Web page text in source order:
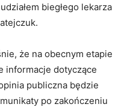
biegłego lekarza
że na obecnym etapie
informacje dotyczące
publiczna będzie
po zakończeniu